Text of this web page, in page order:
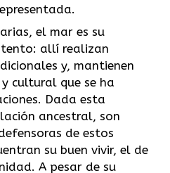
el mar es su
allí realizan
y, mantienen
cultural que se ha
Dada esta
ancestral, son
de estos
su buen vivir, el de
A pesar de su